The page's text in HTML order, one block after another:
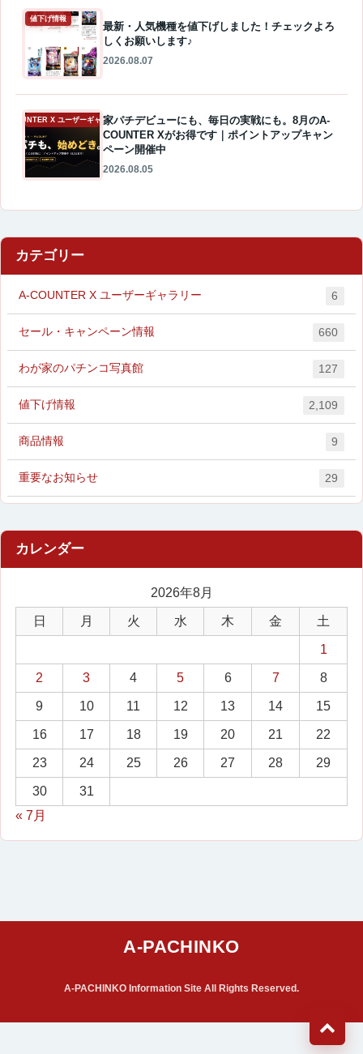
値下げ情報
最新・人気機種を値下げしました！チェックよろ
しくお願いします♪
2026.08.07
A-COUNTER X ユーザーギャラリー家パチデビューにも、毎日の実戦にも。8月のA-
COUNTER Xがお得です｜ポイントアップキャン
ペーン開催中
2026.08.05
カテゴリー
A-COUNTER X ユーザーギャラリー 6
セール・キャンペーン情報 660
わが家のパチンコ写真館 127
値下げ情報 2,109
商品情報 9
重要なお知らせ 29
2026年8月
日 月 火 水 木 金 土
1
2 3 4 5 6 7 8
9 10 11 12 13 14 15
16 17 18 19 20 21 22
23 24 25 26 27 28 29
30
31
« 7月
A-PACHINKO Information Site All Rights Reserved.